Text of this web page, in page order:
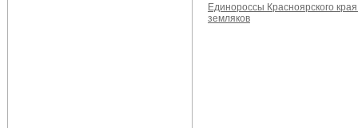
Единороссы Красноярского
земляков